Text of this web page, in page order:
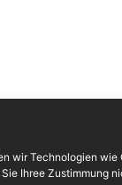
wir Technologien
Ihree